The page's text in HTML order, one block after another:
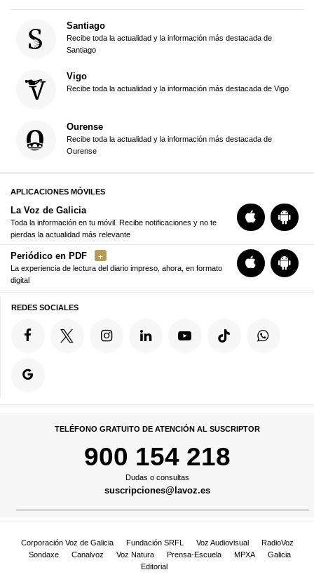
Santiago
Recibe toda la actualidad y la información más destacada de
Santiago
Vigo
Recibe toda la actualidad y la información más destacada de Vigo
Ourense
Recibe toda la actualidad y la información más destacada de
Ourense
APLICACIONES MÓVILES
La Voz de Galicia
Toda la información en tu móvil. Recibe notificaciones y no te
pierdas la actualidad más relevante
Periódico en PDF
La experiencia de lectura del diario impreso, ahora, en formato
digital
REDES SOCIALES
TELÉFONO GRATUITO DE ATENCIÓN AL SUSCRIPTOR
900 154 218
Dudas o consultas
suscripciones@lavoz.es
Corporación Voz de Galicia Fundación SRFL Voz Audiovisual
RadioVoz
Sondaxe
Canalvoz Voz Natura Prensa-Escuela MPXA
Galicia
Editorial